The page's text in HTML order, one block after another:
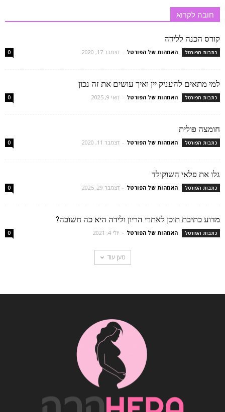
חובה לקרוא
קורס הכנה ללידה
כתבות הפורטל האמהות של הפורטל - דצמבר 17, 2020 0
למי מתאים להעניק יין ואיך עושים את זה נכון
כתבות הפורטל האמהות של הפורטל - מאי 9, 2025 0
חומצה פולית
כתבות הפורטל האמהות של הפורטל - דצמבר 11, 2020 0
גלו את פלאי השוקולד
כתבות הפורטל האמהות של הפורטל - דצמבר 29, 2025 0
מדוע כתיבת תוכן לאתרי הריון ולידה היא כה חשובה?
כתבות הפורטל האמהות של הפורטל - יולי 4, 2021 0
טען עוד